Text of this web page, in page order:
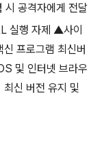
시 공격자에게 전달
실행 자제 ▲사이
신 프로그램 최신버
및 인터넷 브라우
최신 버전 유지 및